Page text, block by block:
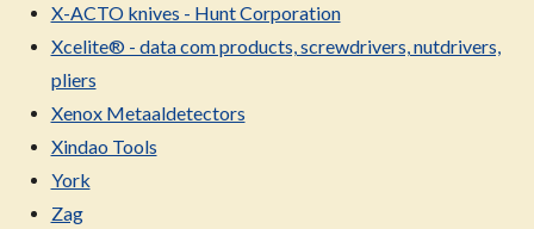
X-ACTO knives - Hunt Corporation
Xcelite® - data com products, screwdrivers, nutdrivers,
pliers
Xenox Metaaldetectors
Xindao Tools
York
Zag